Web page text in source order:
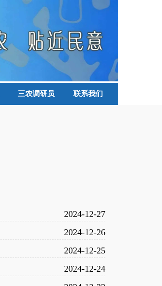
三农调研员 联系我们
2024-12-27
2024-12-26
2024-12-25
2024-12-24